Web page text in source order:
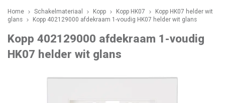
Home Schakelmateriaal Kopp Kopp HK07
Kopp HK07 helder wit
glans
Kopp 402129000 afdekraam 1-voudig HK07 helder wit glans
Kopp 402129000 afdekraam 1-voudig
HK07 helder wit glans